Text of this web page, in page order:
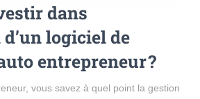
dans
logiciel de
entrepreneur ?
vous savez à quel point la gestion